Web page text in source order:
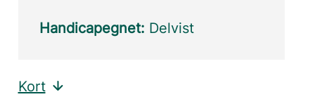
Handicapegnet: Delvist
Kort